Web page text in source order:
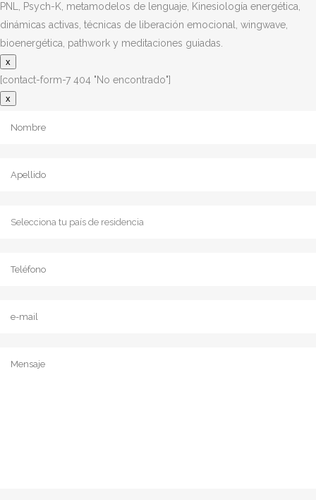
PNL, Psych-K, metamodelos de lenguaje, Kinesiología energética,
dinámicas activas, técnicas de liberación emocional, wingwave,
bioenergética, pathwork y meditaciones guiadas.
x
[contact-form-7 404 "No encontrado"]
x